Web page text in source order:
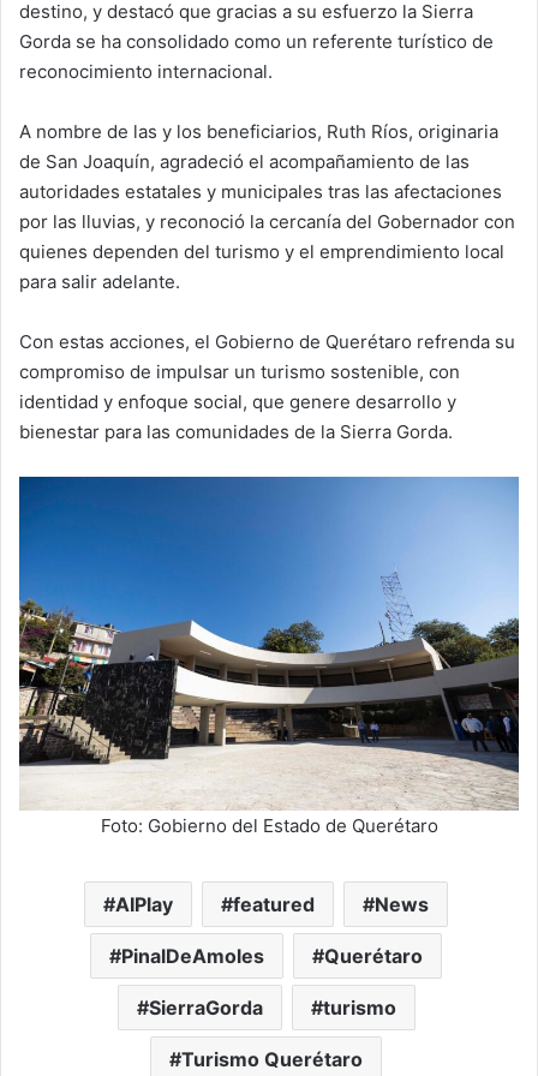
destino, y destacó que gracias a su esfuerzo la Sierra
Gorda se ha consolidado como un referente turístico de
reconocimiento internacional.
A nombre de las y los beneficiarios, Ruth Ríos, originaria
de San Joaquín, agradeció el acompañamiento de las
autoridades estatales y municipales tras las afectaciones
por las lluvias, y reconoció la cercanía del Gobernador con
quienes dependen del turismo y el emprendimiento local
para salir adelante.
Con estas acciones, el Gobierno de Querétaro refrenda su
compromiso de impulsar un turismo sostenible, con
identidad y enfoque social, que genere desarrollo y
bienestar para las comunidades de la Sierra Gorda.
Foto: Gobierno del Estado de Querétaro
AIPlay featured News
PinalDeAmoles Querétaro
SierraGorda turismo
Turismo Querétaro